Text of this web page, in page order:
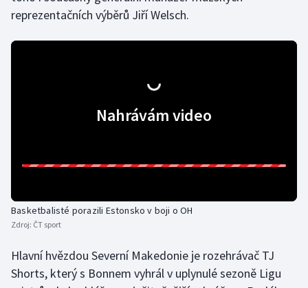
reprezentačních výběrů Jiří Welsch.
Nahrávám video
Basketbalisté porazili Estonsko v boji o OH
Zdroj: ČT sport
Hlavní hvězdou Severní Makedonie je rozehrávač TJ
Shorts, který s Bonnem vyhrál v uplynulé sezoně Ligu